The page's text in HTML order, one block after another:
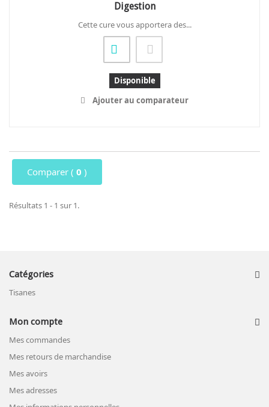
Digestion
Cette cure vous apportera des...
Disponible
Ajouter au comparateur
Comparer ( 0 )
Résultats 1 - 1 sur 1.
Catégories
Tisanes
Mon compte
Mes commandes
Mes retours de marchandise
Mes avoirs
Mes adresses